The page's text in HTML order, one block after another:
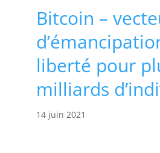
Bitcoin –
liberté pour
milliards
14 juin 2021